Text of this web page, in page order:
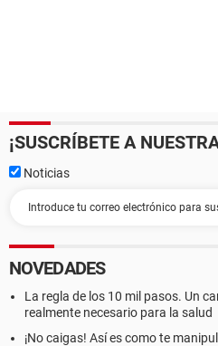
¡SUSCRÍBETE A
Noticias
NOVEDADES
La regla de los 10 mil pasos. Un
realmente necesario para la salud
¡No caigas! Así es como te